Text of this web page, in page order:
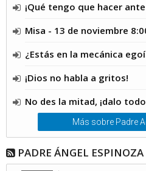
¡Qué tengo que hacer
Misa - 13 de noviembre
¿Estás en la mecánica
¡Dios no habla a gritos!
No des la mitad, ¡dalo
Más sobre Padre
PADRE ÁNGEL